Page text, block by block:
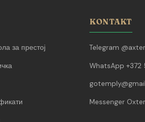
за престој
KONTAKT
Telegram
WhatsApp +372
Messenger